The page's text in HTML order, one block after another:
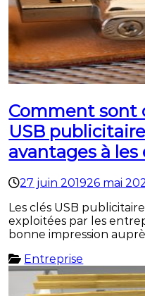
Comment sont
USB
avantages à
27 juin 201926 mai
Les clés USB
exploitées par les
bonne impression
Entreprise